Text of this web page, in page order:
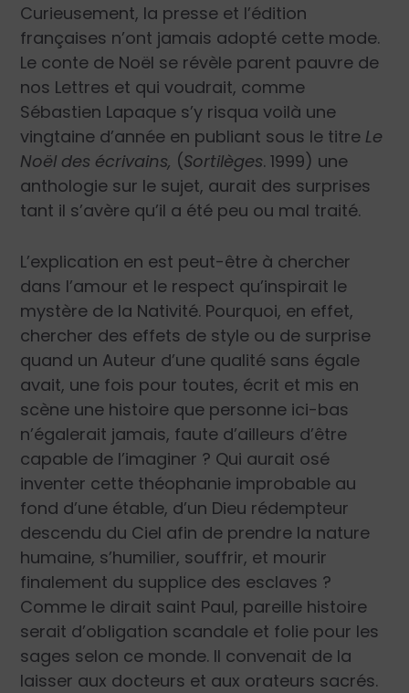
Curieusement, la presse et l’édition
françaises n’ont jamais adopté cette mode.
Le conte de Noël se révèle parent pauvre de
nos Lettres et qui voudrait, comme
Sébastien Lapaque s’y risqua voilà une
vingtaine d’année en publiant sous le titre Le
Noël des écrivains, (Sortilèges. 1999) une
anthologie sur le sujet, aurait des surprises
tant il s’avère qu’il a été peu ou mal traité.
L’explication en est peut-être à chercher
dans l’amour et le respect qu’inspirait le
mystère de la Nativité. Pourquoi, en effet,
chercher des effets de style ou de surprise
quand un Auteur d’une qualité sans égale
avait, une fois pour toutes, écrit et mis en
scène une histoire que personne ici-bas
n’égalerait jamais, faute d’ailleurs d’être
capable de l’imaginer ? Qui aurait osé
inventer cette théophanie improbable au
fond d’une étable, d’un Dieu rédempteur
descendu du Ciel afin de prendre la nature
humaine, s’humilier, souffrir, et mourir
finalement du supplice des esclaves ?
Comme le dirait saint Paul, pareille histoire
serait d’obligation scandale et folie pour les
sages selon ce monde. Il convenait de la
laisser aux docteurs et aux orateurs sacrés.